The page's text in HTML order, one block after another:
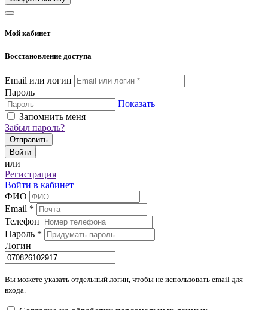
Мой кабинет
Восстановление доступа
Email или логин
Пароль
Показать
Запомнить меня
Забыл пароль?
Отправить
Войти
или
Регистрация
Войти в кабинет
ФИО
Email *
Телефон
Пароль *
Логин
Вы можете указать отдельный логин, чтобы не использовать email для
входа.